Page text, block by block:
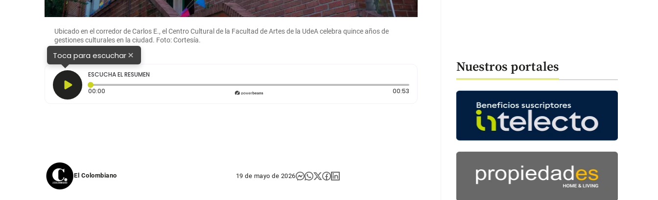
Ubicado en el corredor de Carlos E., el Centro Cultural de la Facultad de Artes de la UdeA celebra quince años de
gestiones culturales en la ciudad. Foto: Cortesía.
Toca para escuchar×
ESCUCHA EL RESUMEN
00:00
00:53Duración: 53 segundos
El Colombiano 19 de mayo de 2026
Nuestros portales